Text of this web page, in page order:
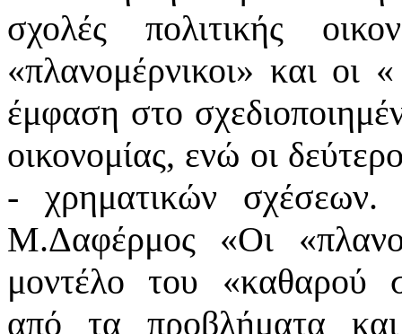
σχολές πολιτικής
«πλανομέρνικοι» και οι «
έμφαση στο
οικονομίας, ενώ οι
- χρηματικών σχέσεων.
Μ.Δαφέρμος «Οι «
μοντέλο του «καθαρού
από τα προβλήματα